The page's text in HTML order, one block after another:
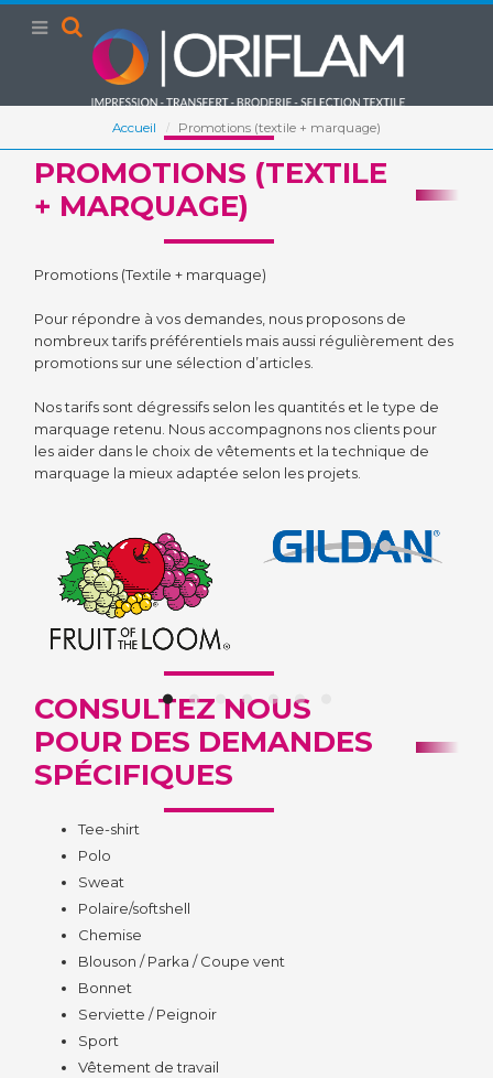
Accueil Promotions (textile + marquage)
PROMOTIONS (TEXTILE
+ MARQUAGE)
Promotions (Textile + marquage)
Pour répondre à vos demandes, nous proposons de
nombreux tarifs préférentiels mais aussi régulièrement des
promotions sur une sélection d’articles.
Nos tarifs sont dégressifs selon les quantités et le type de
marquage retenu. Nous accompagnons nos clients pour
les aider dans le choix de vêtements et la technique de
marquage la mieux adaptée selon les projets.
CONSULTEZ NOUS
POUR DES DEMANDES
SPÉCIFIQUES
Tee-shirt
Polo
Sweat
Polaire/softshell
Chemise
Blouson / Parka / Coupe vent
Bonnet
Serviette / Peignoir
Sport
Vêtement de travail